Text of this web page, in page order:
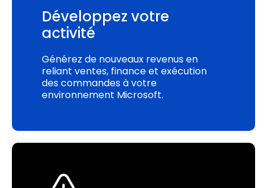
Développez votre
activité
Générez de nouveaux revenus en
reliant ventes, finance et exécution
des commandes à votre
environnement Microsoft.